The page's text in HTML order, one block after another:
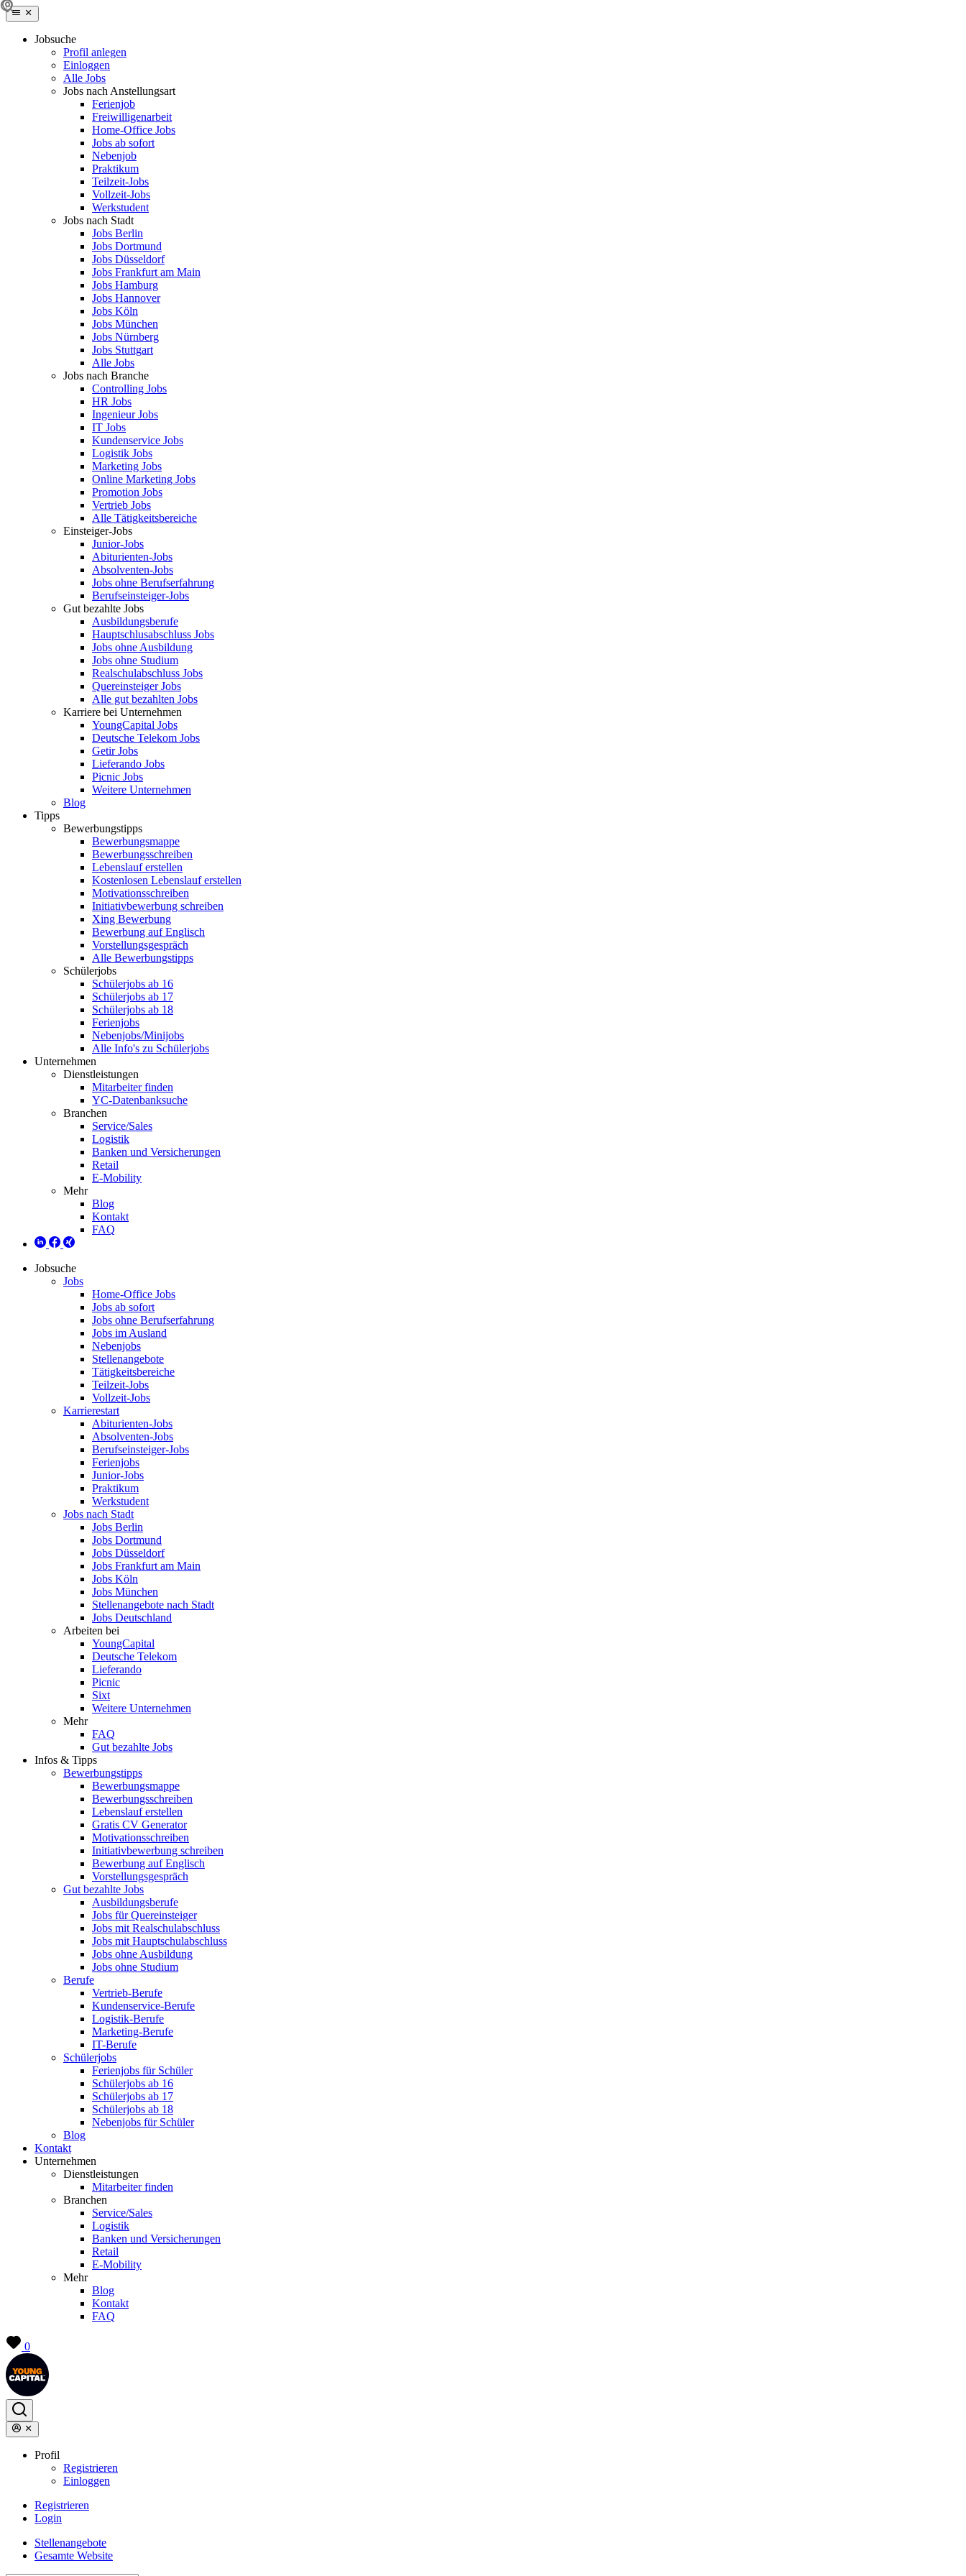
Jobsuche
Profil anlegen
Einloggen
Alle Jobs
Jobs nach Anstellungsart
Ferienjob
Freiwilligenarbeit
Home-Office Jobs
Jobs ab sofort
Nebenjob
Praktikum
Teilzeit-Jobs
Vollzeit-Jobs
Werkstudent
Jobs nach Stadt
Jobs Berlin
Jobs Dortmund
Jobs Düsseldorf
Jobs Frankfurt am Main
Jobs Hamburg
Jobs Hannover
Jobs Köln
Jobs München
Jobs Nürnberg
Jobs Stuttgart
Alle Jobs
Jobs nach Branche
Controlling Jobs
HR Jobs
Ingenieur Jobs
IT Jobs
Kundenservice Jobs
Logistik Jobs
Marketing Jobs
Online Marketing Jobs
Promotion Jobs
Vertrieb Jobs
Alle Tätigkeitsbereiche
Einsteiger-Jobs
Junior-Jobs
Abiturienten-Jobs
Absolventen-Jobs
Jobs ohne Berufserfahrung
Berufseinsteiger-Jobs
Gut bezahlte Jobs
Ausbildungsberufe
Hauptschlusabschluss Jobs
Jobs ohne Ausbildung
Jobs ohne Studium
Realschulabschluss Jobs
Quereinsteiger Jobs
Alle gut bezahlten Jobs
Karriere bei Unternehmen
YoungCapital Jobs
Deutsche Telekom Jobs
Getir Jobs
Lieferando Jobs
Picnic Jobs
Weitere Unternehmen
Blog
Tipps
Bewerbungstipps
Bewerbungsmappe
Bewerbungsschreiben
Lebenslauf erstellen
Kostenlosen Lebenslauf erstellen
Motivationsschreiben
Initiativbewerbung schreiben
Xing Bewerbung
Bewerbung auf Englisch
Vorstellungsgespräch
Alle Bewerbungstipps
Schülerjobs
Schülerjobs ab 16
Schülerjobs ab 17
Schülerjobs ab 18
Ferienjobs
Nebenjobs/Minijobs
Alle Info's zu Schülerjobs
Unternehmen
Dienstleistungen
Mitarbeiter finden
YC-Datenbanksuche
Branchen
Service/Sales
Logistik
Banken und Versicherungen
Retail
E-Mobility
Mehr
Blog
Kontakt
FAQ
Jobsuche
Jobs
Home-Office Jobs
Jobs ab sofort
Jobs ohne Berufserfahrung
Jobs im Ausland
Nebenjobs
Stellenangebote
Tätigkeitsbereiche
Teilzeit-Jobs
Vollzeit-Jobs
Karrierestart
Abiturienten-Jobs
Absolventen-Jobs
Berufseinsteiger-Jobs
Ferienjobs
Junior-Jobs
Praktikum
Werkstudent
Jobs nach Stadt
Jobs Berlin
Jobs Dortmund
Jobs Düsseldorf
Jobs Frankfurt am Main
Jobs Köln
Jobs München
Stellenangebote nach Stadt
Jobs Deutschland
Arbeiten bei
YoungCapital
Deutsche Telekom
Lieferando
Picnic
Sixt
Weitere Unternehmen
Mehr
FAQ
Gut bezahlte Jobs
Infos & Tipps
Bewerbungstipps
Bewerbungsmappe
Bewerbungsschreiben
Lebenslauf erstellen
Gratis CV Generator
Motivationsschreiben
Initiativbewerbung schreiben
Bewerbung auf Englisch
Vorstellungsgespräch
Gut bezahlte Jobs
Ausbildungsberufe
Jobs für Quereinsteiger
Jobs mit Realschulabschluss
Jobs mit Hauptschulabschluss
Jobs ohne Ausbildung
Jobs ohne Studium
Berufe
Vertrieb-Berufe
Kundenservice-Berufe
Logistik-Berufe
Marketing-Berufe
IT-Berufe
Schülerjobs
Ferienjobs für Schüler
Schülerjobs ab 16
Schülerjobs ab 17
Schülerjobs ab 18
Nebenjobs für Schüler
Blog
Kontakt
Unternehmen
Dienstleistungen
Mitarbeiter finden
Branchen
Service/Sales
Logistik
Banken und Versicherungen
Retail
E-Mobility
Mehr
Blog
Kontakt
FAQ
0
Profil
Registrieren
Einloggen
Registrieren
Login
Stellenangebote
Gesamte Website